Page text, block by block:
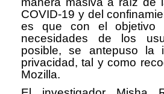
COVID-19 y del
es que con el objetivo
necesidades de los
posible, se antepuso la
privacidad, tal y como
Mozilla.